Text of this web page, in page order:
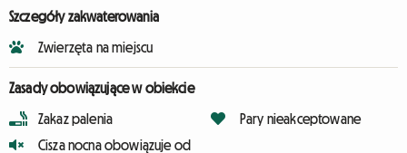
Szczegóły zakwaterowania
Zwierzęta na miejscu
Zasady obowiązujące w obiekcie
Zakaz palenia
Cisza nocna obowiązuje od
Pary nieakceptowane